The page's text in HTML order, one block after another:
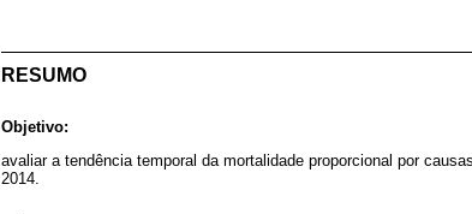
RESUMO
Objetivo:
avaliar a tendência temporal da mortalidade proporcional por
2014.